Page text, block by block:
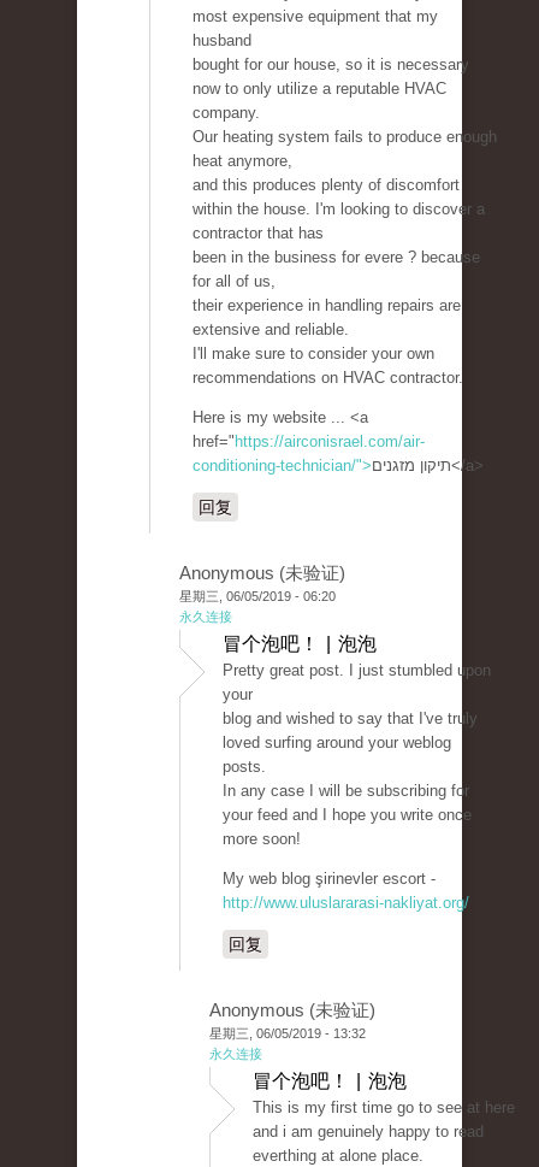
most expensive equipment that my
husband
bought for our house, so it is necessary
now to only utilize a reputable HVAC
company.
Our heating system fails to produce enough
heat anymore,
and this produces plenty of discomfort
within the house. I'm looking to discover a
contractor that has
been in the business for evere ? because
for all of us,
their experience in handling repairs are
extensive and reliable.
I'll make sure to consider your own
recommendations on HVAC contractor.
Here is my website ... <a
href=" https://airconisrael.com/air-
conditioning-technician/">
תיקון מזגנים</a>
回复
Anonymous (未验证)
星期三, 06/05/2019 - 06:20
永久连接
冒个泡吧！ | 泡泡
Pretty great post. I just stumbled upon
your
blog and wished to say that I've truly
loved surfing around your weblog
posts.
In any case I will be subscribing for
your feed and I hope you write once
more soon!
My web blog şirinevler escort -
http://www.uluslararasi-nakliyat.org/
回复
Anonymous (未验证)
星期三, 06/05/2019 - 13:32
永久连接
冒个泡吧！ | 泡泡
This is my first time go to see at here
and i am genuinely happy to read
everthing at alone place.